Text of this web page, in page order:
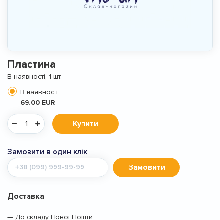
Пластина
В наявності, 1 шт.
В наявності
69.00 EUR
Купити
Замовити в один клік
Мобільний
телефон
Замовити
Доставка
— До складу Нової Пошти